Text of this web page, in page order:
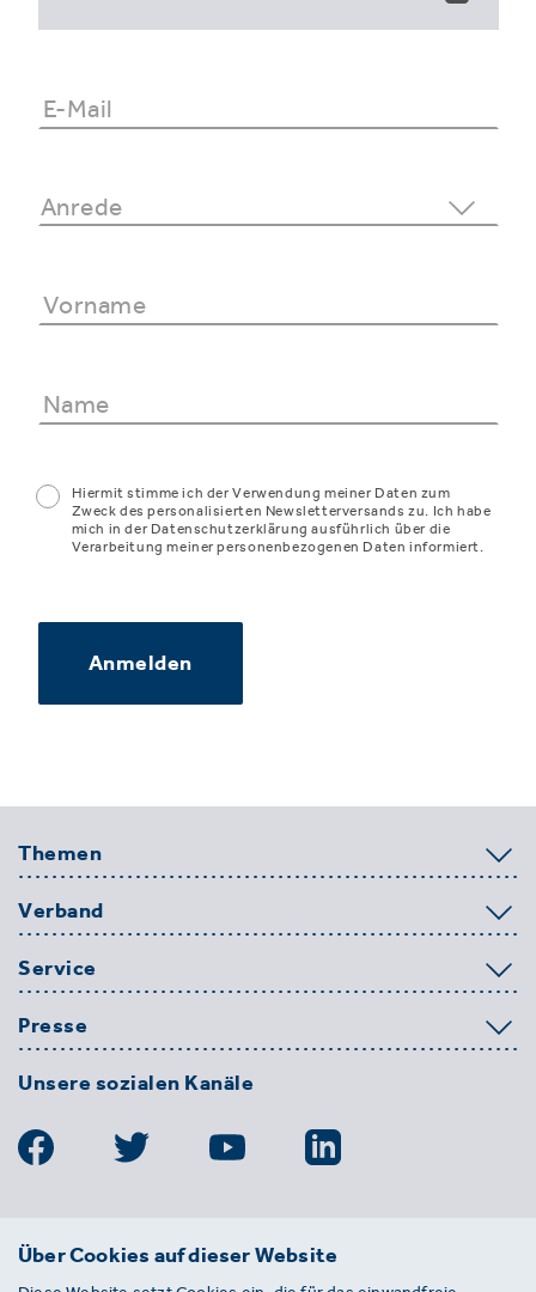
Hiermit stimme ich der Verwendung meiner Daten zum
Zweck des personalisierten Newsletterversands zu. Ich habe
mich in der Datenschutzerklärung ausführlich über die
Verarbeitung meiner personenbezogenen Daten informiert.
Anmelden
Themen
Verband
Service
Presse
Unsere sozialen Kanäle
BDE
Über Cookies auf dieser Website